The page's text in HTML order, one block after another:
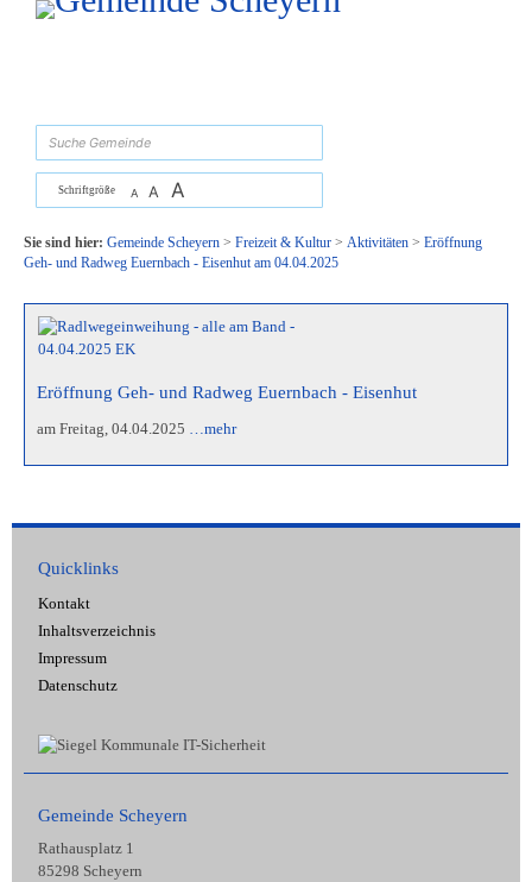
Zum Inhalt, zur Navigationoder zur Startseite springen.
Schriftgröße A A A
Sie sind hier: Gemeinde Scheyern> Freizeit & Kultur> Aktivitäten> Eröffnung
Geh- und Radweg Euernbach - Eisenhut am 04.04.2025
Eröffnung Geh- und Radweg Euernbach - Eisenhut
am Freitag, 04.04.2025 …mehr
Quicklinks
Kontakt
Inhaltsverzeichnis
Impressum
Datenschutz
Gemeinde Scheyern
Rathausplatz 1
85298 Scheyern